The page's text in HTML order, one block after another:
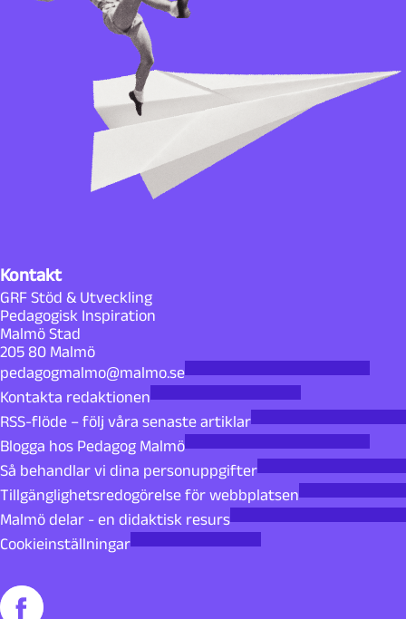
Kontakt
GRF Stöd & Utveckling
Pedagogisk Inspiration
Malmö Stad
205 80 Malmö
pedagogmalmo@malmo.se
Kontakta redaktionen
RSS-flöde – följ våra senaste artiklar
Blogga hos Pedagog Malmö
Så behandlar vi dina personuppgifter
Tillgänglighetsredogörelse för webbplatsen
Malmö delar - en didaktisk resurs
Cookieinställningar